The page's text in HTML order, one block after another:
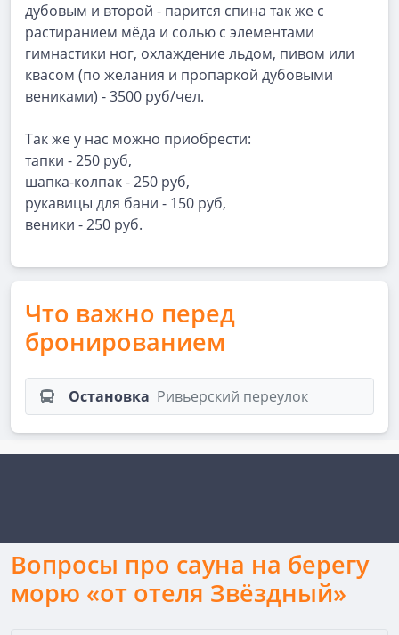
дубовым и второй - парится спина так же с
растиранием мёда и солью с элементами
гимнастики ног, охлаждение льдом, пивом или
квасом (по желания и пропаркой дубовыми
вениками) - 3500 руб/чел.
Так же у нас можно приобрести:
тапки - 250 руб,
шапка-колпак - 250 руб,
рукавицы для бани - 150 руб,
веники - 250 руб.
Что важно перед
бронированием
Остановка Ривьерский переулок
Вопросы про сауна на берегу
морю «от отеля Звёздный»